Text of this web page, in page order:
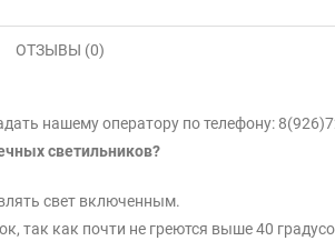
ОТЗЫВЫ (0)
нашему оператору по телефону:
светильников?
свет включенным.
так как почти не греются выше 40